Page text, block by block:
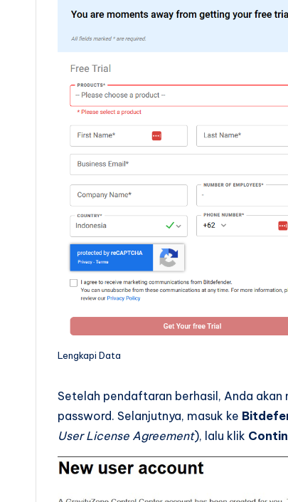
Lengkapi Data
Setelah pendaftaran berhasil, Anda
password. Selanjutnya, masuk ke
User License Agreement), lalu klik